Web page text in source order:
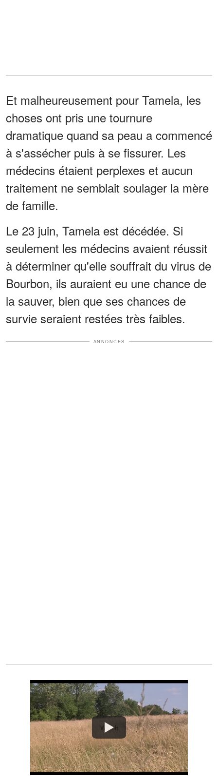
Et malheureusement pour Tamela, les
choses ont pris une tournure
dramatique quand sa peau a commencé
à s'assécher puis à se fissurer. Les
médecins étaient perplexes et aucun
traitement ne semblait soulager la mère
de famille.
Le 23 juin, Tamela est décédée. Si
seulement les médecins avaient réussit
à déterminer qu'elle souffrait du virus de
Bourbon, ils auraient eu une chance de
la sauver, bien que ses chances de
survie seraient restées très faibles.
ANNONCES
Watch